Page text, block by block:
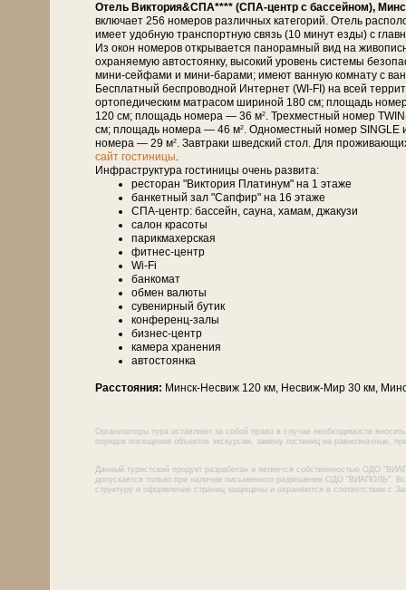
Отель Виктория&СПА**** (СПА-центр с бассейном),
включает 256 номеров различных категорий. Отель
имеет удобную транспортную связь (10 минут езды) с
Из окон номеров открывается панорамный вид на
охраняемую автостоянку, высокий уровень системы
мини-сейфами и мини-барами; имеют ванную комнату с
Бесплатный беспроводной Интернет (WI-FI) на всей
ортопедическим матрасом шириной 180 см; площадь
120 см; площадь номера — 36 м2. Трехместный номер
см; площадь номера — 46 м2. Одноместный номер SINGLE
номера — 29 м2. Завтраки шведский стол. Для
сайт гостиницы.
Инфраструктура гостиницы очень развита:
ресторан "Виктория Платинум" на 1 этаже
банкетный зал "Сапфир" на 16 этаже
СПА-центр: бассейн, сауна, хамам, джакузи
салон красоты
парикмахерская
фитнес-центр
Wi-Fi
банкомат
обмен валюты
сувенирный бутик
конференц-залы
бизнес-центр
камера хранения
автостоянка
Расстояния: Минск-Несвиж 120 км, Несвиж-Мир 30 км,
Организаторы тура оставляют за собой право в случае необходимости
порядок посещения объектов экскурсии, замену гостиниц на равнозначные,
Данный туристский продукт разработан и является собственностью ОДО
допускается только при наличии письменного разрешения ОДО "ВИАПОЛЬ".
структуру и оформление страниц защищены и охраняются в соответствии с